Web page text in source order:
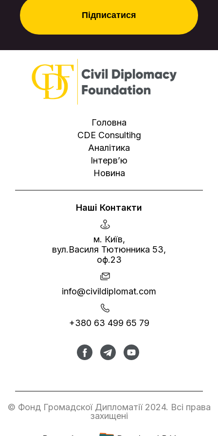
Головна
CDE Consultihg
Аналітика
Інтерв’ю
Новина
Наші Контакти
м. Київ,
вул.Василя Тютюнника 53,
оф.23
info@civildiplomat.com
+380 63 499 65 79
© Фонд Громадскої Дипломатії 2024. Всі права
захищені